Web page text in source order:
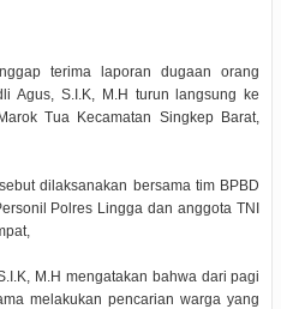
terima laporan dugaan orang
Agus, S.I.K, M.H turun langsung ke
Tua Kecamatan Singkep Barat,
dilaksanakan bersama tim BPBD
Polres Lingga dan anggota TNI
M.H mengatakan bahwa dari pagi
melakukan pencarian warga yang